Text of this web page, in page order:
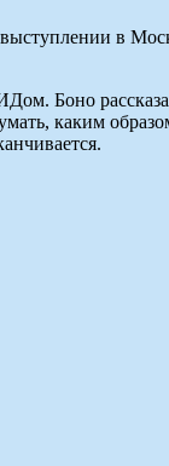
в
Боно
каким